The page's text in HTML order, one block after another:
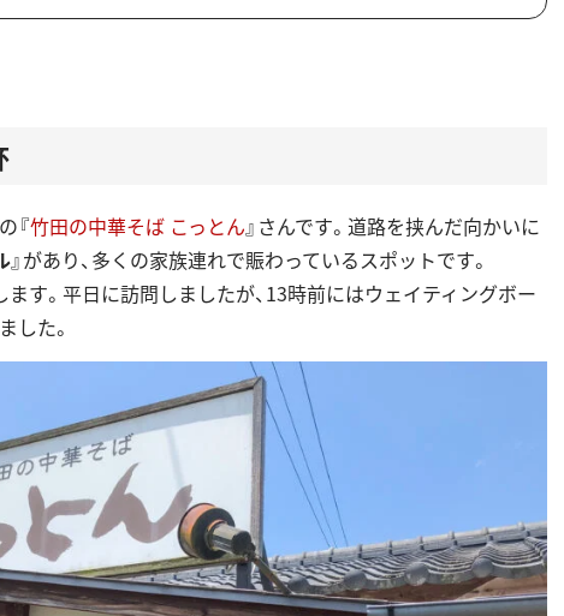
の『竹田の中華そば こっとん』さんです。道路を挟んだ向かいに
』があり、多くの家族連れで賑わっているスポットです。
す。平日に訪問しましたが、13時前にはウェイティングボー
した。